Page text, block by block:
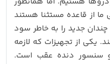
از قاعده مستثنا هستند
جدید را به خاطر سود
یکی از تجهیزات که لازمه
سنسور دنده عقب است.